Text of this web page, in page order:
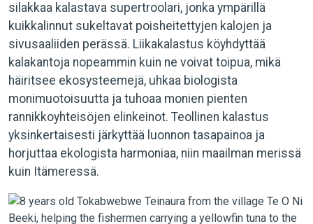
silakkaa kalastava supertroolari, jonka ympärillä
kuikkalinnut sukeltavat poisheitettyjen kalojen ja
sivusaaliiden perässä. Liikakalastus köyhdyttää
kalakantoja nopeammin kuin ne voivat toipua, mikä
häiritsee ekosysteemejä, uhkaa biologista
monimuotoisuutta ja tuhoaa monien pienten
rannikkoyhteisöjen elinkeinot. Teollinen kalastus
yksinkertaisesti järkyttää luonnon tasapainoa ja
horjuttaa ekologista harmoniaa, niin maailman merissä
kuin Itämeressä.